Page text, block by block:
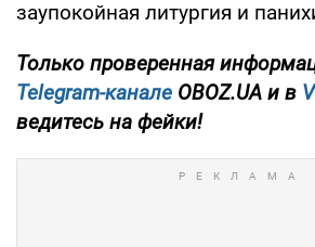
заупокойная литургия и
Только проверенная
Telegram-канале OBOZ.UA и в
ведитесь на фейки!